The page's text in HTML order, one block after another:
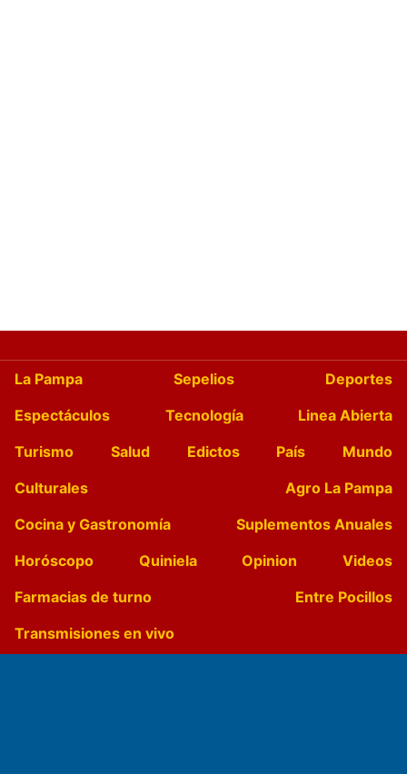
La Pampa Sepelios
Deportes
Espectáculos
Tecnología
Linea Abierta
Turismo
Salud Edictos País
Mundo
Culturales
Agro La Pampa
Cocina y Gastronomía
Suplementos Anuales
Horóscopo
Quiniela Opinion
Videos
Farmacias de turno
Entre Pocillos
Transmisiones en vivo